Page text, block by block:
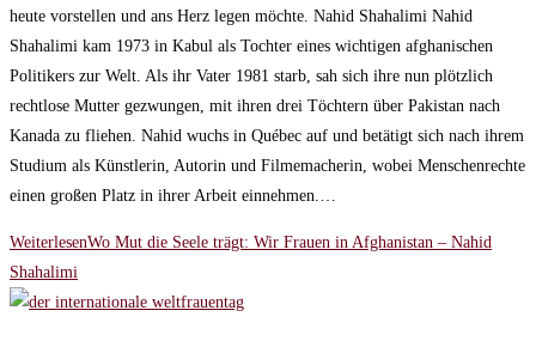
heute vorstellen und ans Herz legen möchte. Nahid Shahalimi Nahid
Shahalimi kam 1973 in Kabul als Tochter eines wichtigen afghanischen
Politikers zur Welt. Als ihr Vater 1981 starb, sah sich ihre nun plötzlich
rechtlose Mutter gezwungen, mit ihren drei Töchtern über Pakistan nach
Kanada zu fliehen. Nahid wuchs in Québec auf und betätigt sich nach ihrem
Studium als Künstlerin, Autorin und Filmemacherin, wobei Menschenrechte
einen großen Platz in ihrer Arbeit einnehmen.…
WeiterlesenWo Mut die Seele trägt: Wir Frauen in Afghanistan – Nahid
Shahalimi